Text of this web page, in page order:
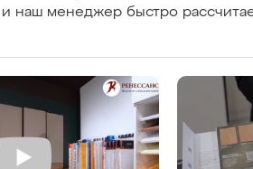
и наш менеджер быстро